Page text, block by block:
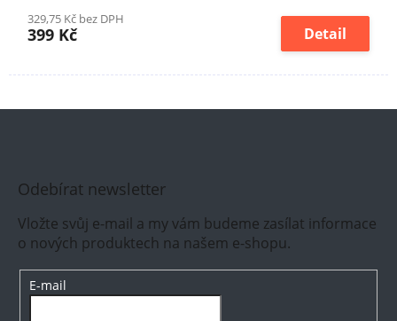
329,75 Kč bez DPH
399 Kč Detail
Odebírat newsletter
Vložte svůj e-mail a my vám budeme zasílat informace
o nových produktech na našem e-shopu.
E-mail